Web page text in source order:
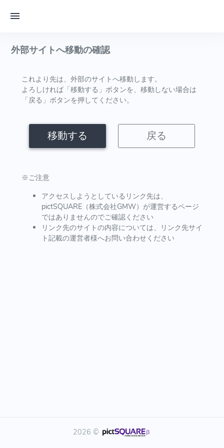
外部サイトへ移動の確認
これより先は、外部のサイトへ移動します。
よろしければ「移動する」ボタンを、移動しない場合は
「戻る」ボタンを押してください。
移動する 戻る
※ご注意
アクセスしようとしているリンク先は、
pictSQUARE（株式会社GMW）が運営するページ
ではありませんのでご確認ください
リンク先のサイトの内容については、リンク先サイ
ト記載の運営者様へお問い合わせください
2026 ©